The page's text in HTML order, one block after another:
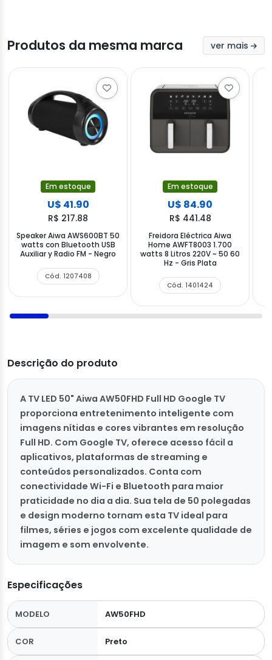
Produtos da mesma marca ver mais
Em estoque
U$ 41.90
R$ 217.88
Speaker Aiwa AWS600BT 50
watts con Bluetooth USB
Auxiliar y Radio FM - Negro
Cód. 1207408
Em estoque
U$ 84.90
R$ 441.48
Freidora Eléctrica Aiwa
Home AWFT8003 1.700
watts 8 Litros 220V ~ 50 60
Hz - Gris Plata
Cód. 1401424
Descrição do produto
A TV LED 50" Aiwa AW50FHD Full HD Google TV
proporciona entretenimento inteligente com
imagens nítidas e cores vibrantes em resolução
Full HD. Com Google TV, oferece acesso fácil a
aplicativos, plataformas de streaming e
conteúdos personalizados. Conta com
conectividade Wi-Fi e Bluetooth para maior
praticidade no dia a dia. Sua tela de 50 polegadas
e design moderno tornam esta TV ideal para
filmes, séries e jogos com excelente qualidade de
imagem e som envolvente.
Especificações
MODELO AW50FHD
COR Preto